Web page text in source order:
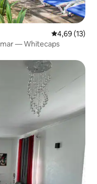
4,69 de uma
4,69 (13)
mar — Whitecaps